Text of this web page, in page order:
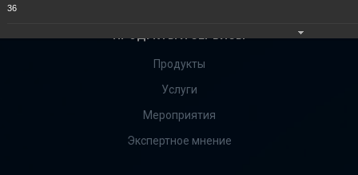
Продукты
Услуги
Мероприятия
Экспертное мнение
36